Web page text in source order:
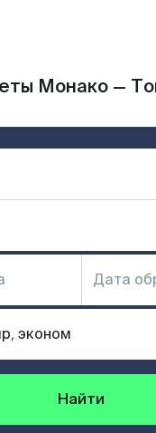
Монако —
Найти